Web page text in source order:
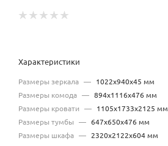
Характеристики
Размеры зеркала — 1022х940х45 мм
Размеры комода — 894х1116х476 мм
Размеры кровати — 1105х1733х2125 мм
Размеры тумбы — 647х650х476 мм
Размеры шкафа — 2320х2122х604 мм